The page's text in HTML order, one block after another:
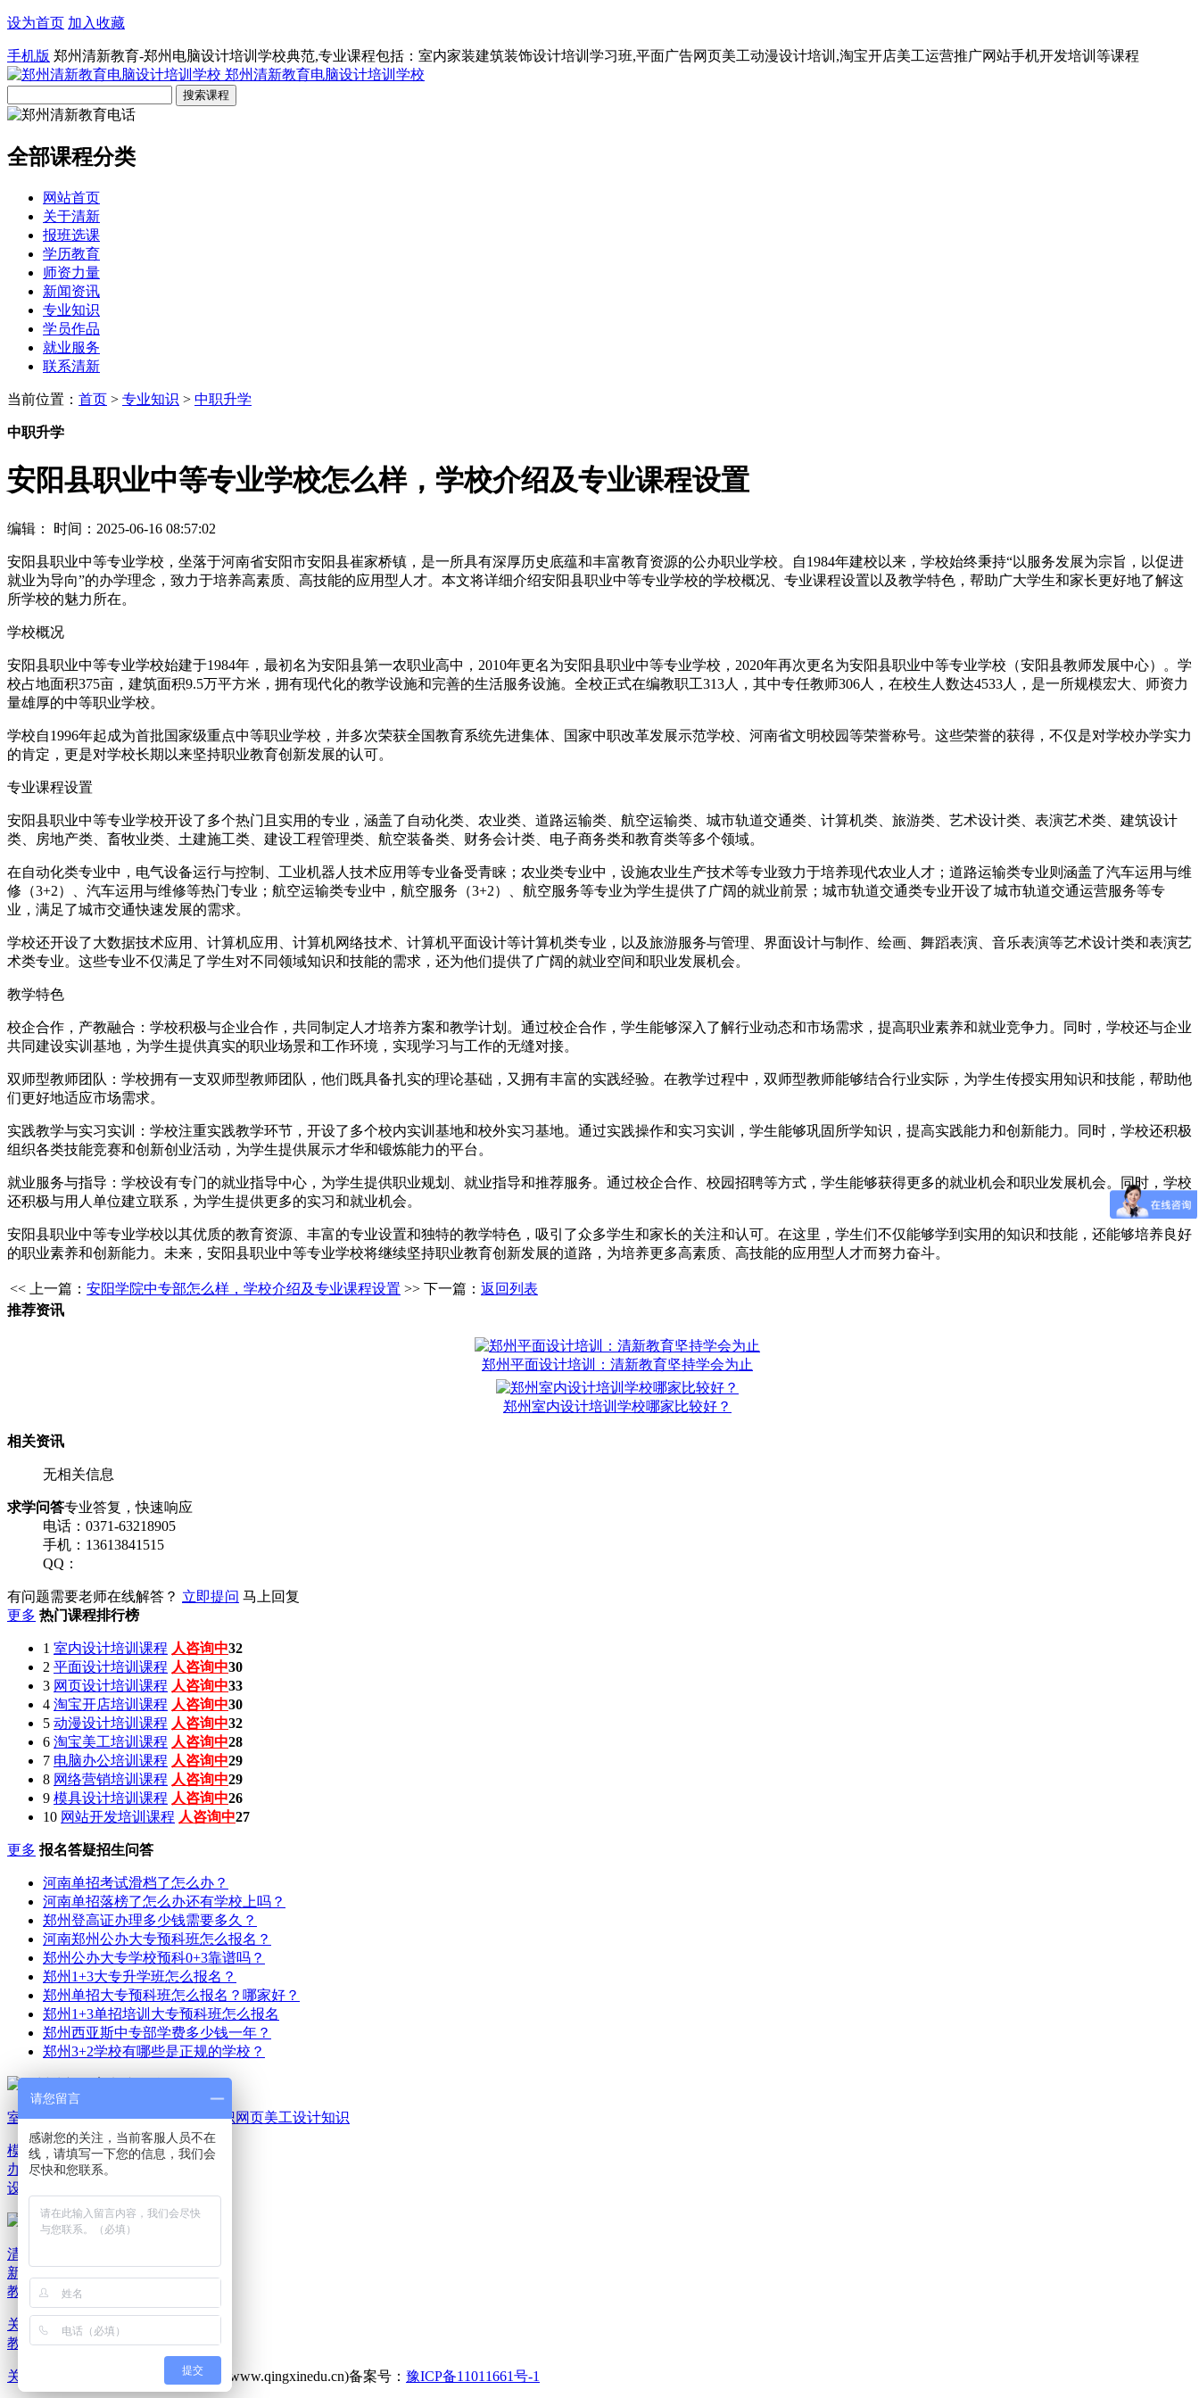
设为首页 加入收藏
手机版 郑州清新教育-郑州电脑设计培训学校典范,专业课程包括：室内家装建筑装饰设计培训学习班,平面广告网页美工动漫设计培训,淘宝开店美工运营推广网站手机开发培训等课程
郑州清新教育电脑设计培训学校
全部课程分类
网站首页
关于清新
报班选课
学历教育
师资力量
新闻资讯
专业知识
学员作品
就业服务
联系清新
当前位置： 首页 > 专业知识 > 中职升学
中职升学
安阳县职业中等专业学校怎么样，学校介绍及专业课程设置
编辑： 时间：2025-06-16 08:57:02
安阳县职业中等专业学校，坐落于河南省安阳市安阳县崔家桥镇，是一所具有深厚历史底蕴和丰富教育资源的公办职业学校。自1984年建校以来，学校始终秉持“以服务发展为宗旨，以促进
就业为导向”的办学理念，致力于培养高素质、高技能的应用型人才。本文将详细介绍安阳县职业中等专业学校的学校概况、专业课程设置以及教学特色，帮助广大学生和家长更好地了解这
所学校的魅力所在。
学校概况
安阳县职业中等专业学校始建于1984年，最初名为安阳县第一农职业高中，2010年更名为安阳县职业中等专业学校，2020年再次更名为安阳县职业中等专业学校（安阳县教师发展中心）。学
校占地面积375亩，建筑面积9.5万平方米，拥有现代化的教学设施和完善的生活服务设施。全校正式在编教职工313人，其中专任教师306人，在校生人数达4533人，是一所规模宏大、师资力
量雄厚的中等职业学校。
学校自1996年起成为首批国家级重点中等职业学校，并多次荣获全国教育系统先进集体、国家中职改革发展示范学校、河南省文明校园等荣誉称号。这些荣誉的获得，不仅是对学校办学实力
的肯定，更是对学校长期以来坚持职业教育创新发展的认可。
专业课程设置
安阳县职业中等专业学校开设了多个热门且实用的专业，涵盖了自动化类、农业类、道路运输类、航空运输类、城市轨道交通类、计算机类、旅游类、艺术设计类、表演艺术类、建筑设计
类、房地产类、畜牧业类、土建施工类、建设工程管理类、航空装备类、财务会计类、电子商务类和教育类等多个领域。
在自动化类专业中，电气设备运行与控制、工业机器人技术应用等专业备受青睐；农业类专业中，设施农业生产技术等专业致力于培养现代农业人才；道路运输类专业则涵盖了汽车运用与维
修（3+2）、汽车运用与维修等热门专业；航空运输类专业中，航空服务（3+2）、航空服务等专业为学生提供了广阔的就业前景；城市轨道交通类专业开设了城市轨道交通运营服务等专
业，满足了城市交通快速发展的需求。
学校还开设了大数据技术应用、计算机应用、计算机网络技术、计算机平面设计等计算机类专业，以及旅游服务与管理、界面设计与制作、绘画、舞蹈表演、音乐表演等艺术设计类和表演艺
术类专业。这些专业不仅满足了学生对不同领域知识和技能的需求，还为他们提供了广阔的就业空间和职业发展机会。
教学特色
校企合作，产教融合：学校积极与企业合作，共同制定人才培养方案和教学计划。通过校企合作，学生能够深入了解行业动态和市场需求，提高职业素养和就业竞争力。同时，学校还与企业
共同建设实训基地，为学生提供真实的职业场景和工作环境，实现学习与工作的无缝对接。
双师型教师团队：学校拥有一支双师型教师团队，他们既具备扎实的理论基础，又拥有丰富的实践经验。在教学过程中，双师型教师能够结合行业实际，为学生传授实用知识和技能，帮助他
们更好地适应市场需求。
实践教学与实习实训：学校注重实践教学环节，开设了多个校内实训基地和校外实习基地。通过实践操作和实习实训，学生能够巩固所学知识，提高实践能力和创新能力。同时，学校还积极
组织各类技能竞赛和创新创业活动，为学生提供展示才华和锻炼能力的平台。
就业服务与指导：学校设有专门的就业指导中心，为学生提供职业规划、就业指导和推荐服务。通过校企合作、校园招聘等方式，学生能够获得更多的就业机会和职业发展机会。同时，学校
还积极与用人单位建立联系，为学生提供更多的实习和就业机会。
安阳县职业中等专业学校以其优质的教育资源、丰富的专业设置和独特的教学特色，吸引了众多学生和家长的关注和认可。在这里，学生们不仅能够学到实用的知识和技能，还能够培养良好
的职业素养和创新能力。未来，安阳县职业中等专业学校将继续坚持职业教育创新发展的道路，为培养更多高素质、高技能的应用型人才而努力奋斗。
<< 上一篇： 安阳学院中专部怎么样，学校介绍及专业课程设置 >> 下一篇： 返回列表
推荐资讯
郑州平面设计培训：清新教育坚持学会为止
郑州室内设计培训学校哪家比较好？
相关资讯
无相关信息
求学问答专业答复，快速响应
电话：0371-63218905
手机：13613841515
QQ：
有问题需要老师在线解答？ 立即提问 马上回复
更多 热门课程排行榜
1 室内设计培训课程 人咨询中32
2 平面设计培训课程 人咨询中30
3 网页设计培训课程 人咨询中33
4 淘宝开店培训课程 人咨询中30
5 动漫设计培训课程 人咨询中32
6 淘宝美工培训课程 人咨询中28
7 电脑办公培训课程 人咨询中29
8 网络营销培训课程 人咨询中29
9 模具设计培训课程 人咨询中26
10 网站开发培训课程 人咨询中27
更多 报名答疑招生问答
河南单招考试滑档了怎么办？
河南单招落榜了怎么办还有学校上吗？
郑州登高证办理多少钱需要多久？
河南郑州公办大专预科班怎么报名？
郑州公办大专学校预科0+3靠谱吗？
郑州1+3大专升学班怎么报名？
郑州单招大专预科班怎么报名？哪家好？
郑州1+3单招培训大专预科班怎么报名
郑州西亚斯中专部学费多少钱一年？
郑州3+2学校有哪些是正规的学校？
室内家装设计知识平面广告设计知识网页美工设计知识
模具机械设计知识电脑
办公文秘知识游戏动漫
设计知识
清新教育新闻资讯
新教育报班选课
教育就业服务
关于清新教育 联系清新教育
教育乘车路线
关于我们 版权所有：郑州清新教育(www.qingxinedu.cn)备案号： 豫ICP备11011661号-1
请您留言
感谢您的关注，当前客服人员不在
线，请填写一下您的信息，我们会
尽快和您联系。
提交